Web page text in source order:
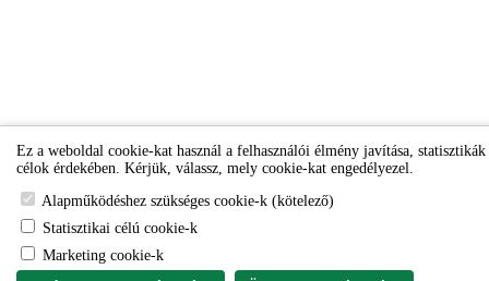
Ez a weboldal cookie-kat használ a felhasználói élmény javítása, statisztikák
célok érdekében. Kérjük, válassz, mely cookie-kat engedélyezel.
Alapműködéshez szükséges cookie-k (kötelező)
Statisztikai célú cookie-k
Marketing cookie-k